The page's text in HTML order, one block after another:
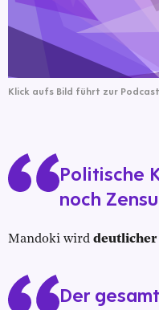
Klick aufs Bild führt zur
Politische
noch
Mandoki wird deutlicher
Der